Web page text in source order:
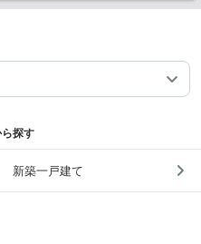
探す
新築一戸建て